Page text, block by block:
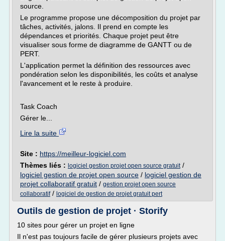
source.
Le programme propose une décomposition du projet par
tâches, activités, jalons. Il prend en compte les
dépendances et priorités. Chaque projet peut être
visualiser sous forme de diagramme de GANTT ou de
PERT.
L'application permet la définition des ressources avec
pondération selon les disponibilités, les coûts et analyse
l'avancement et le reste à produire.
Task Coach
Gérer le...
Lire la suite
Site : https://meilleur-logiciel.com
Thèmes liés : logiciel gestion projet open source gratuit/
logiciel gestion de projet open source / logiciel gestion de
projet collaboratif gratuit / gestion projet open source
collaboratif/ logiciel de gestion de projet gratuit pert
Outils de gestion de projet · Storify
10 sites pour gérer un projet en ligne
Il n'est pas toujours facile de gérer plusieurs projets avec